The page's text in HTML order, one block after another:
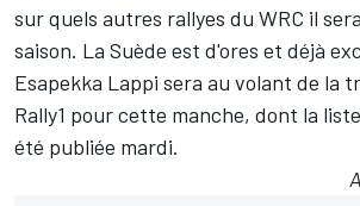
sur quels autres rallyes du WRC il
saison. La Suède est d'ores et déjà
Esapekka Lappi sera au volant de la
Rally1 pour cette manche, dont la
été publiée mardi.